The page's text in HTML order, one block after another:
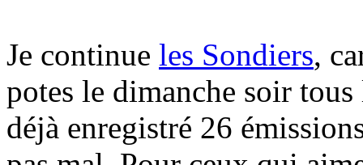
Je continue les Sondiers,
potes le dimanche soir
déjà enregistré 26